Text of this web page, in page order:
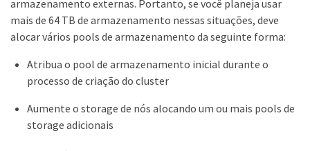
armazenamento externas. Portanto, se você planeja usar
mais de 64 TB de armazenamento nessas situações, deve
alocar vários pools de armazenamento da seguinte forma:
Atribua o pool de armazenamento inicial durante o
processo de criação do cluster
Aumente o storage de nós alocando um ou mais pools de
storage adicionais